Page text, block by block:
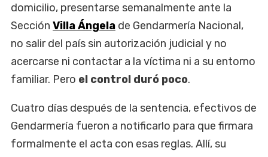
domicilio, presentarse semanalmente ante la
Sección Villa Ángela de Gendarmería Nacional,
no salir del país sin autorización judicial y no
acercarse ni contactar a la víctima ni a su entorno
familiar. Pero el control duró poco.
Cuatro días después de la sentencia, efectivos de
Gendarmería fueron a notificarlo para que firmara
formalmente el acta con esas reglas. Allí, su